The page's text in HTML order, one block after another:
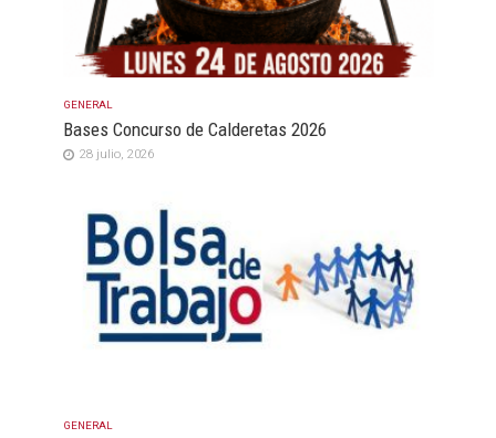
GENERAL
Bases Concurso de Calderetas 2026
28 julio, 2026
GENERAL